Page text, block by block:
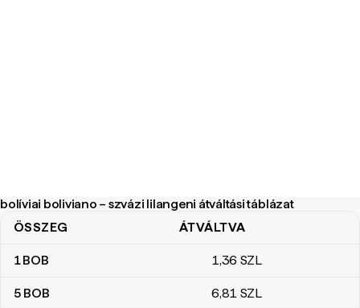
bolíviai boliviano – szvázi lilangeni átváltási táblázat
bolíviai boliviano – szvázi lilangeni átváltási táblázat
ÖSSZEG ÁTVÁLTVA
1BOB 1,36 SZL
5 BOB 6,81 SZL